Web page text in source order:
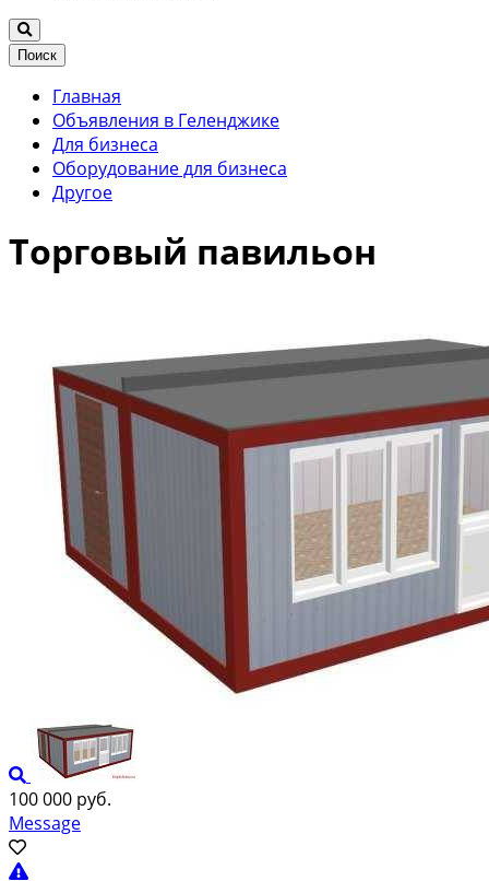
Поиск
Главная
Объявления в Геленджике
Для бизнеса
Оборудование для бизнеса
Другое
Торговый павильон
100 000 руб.
Message